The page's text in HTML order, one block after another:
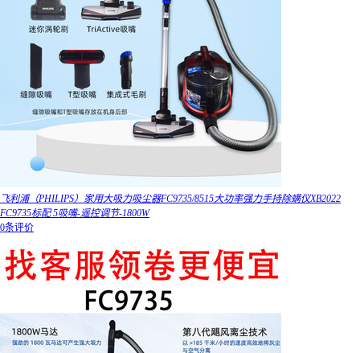
飞利浦（PHILIPS）家用大吸力吸尘器FC9735/8515大功率强力手持除螨仪XB2022
FC9735标配 5吸嘴-遥控调节-1800W
0条评价